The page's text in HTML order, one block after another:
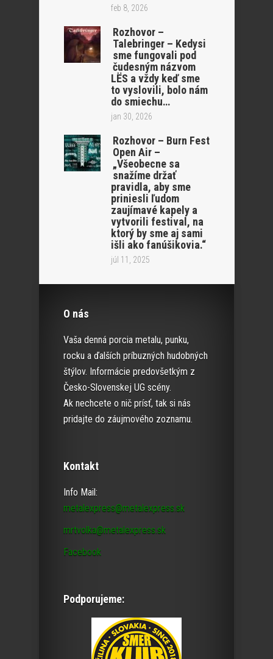
feb 8, 2026
Rozhovor –
Talebringer – Kedysi
sme fungovali pod
čudesným názvom
LËS a vždy keď sme
to vyslovili, bolo nám
do smiechu…
jan 30, 2026
Rozhovor – Burn Fest
Open Air –
„Všeobecne sa
snažíme držať
pravidla, aby sme
priniesli ľudom
zaujímavé kapely a
vytvorili festival, na
ktorý by sme aj sami
išli ako fanúšikovia.“
júl 11, 2025
O nás
Vaša denná porcia metalu, punku,
rocku a ďalších príbuzných hudobných
štýlov. Informácie predovšetkým z
Česko-Slovenskej UG scény.
Ak nechcete o nič prísť, tak si nás
pridajte do záujmového zoznamu.
Kontakt
Info Mail:
metalexpress@metalexpress.sk
mrtvolka@metalexpress.sk
Facebook
Podporujeme: